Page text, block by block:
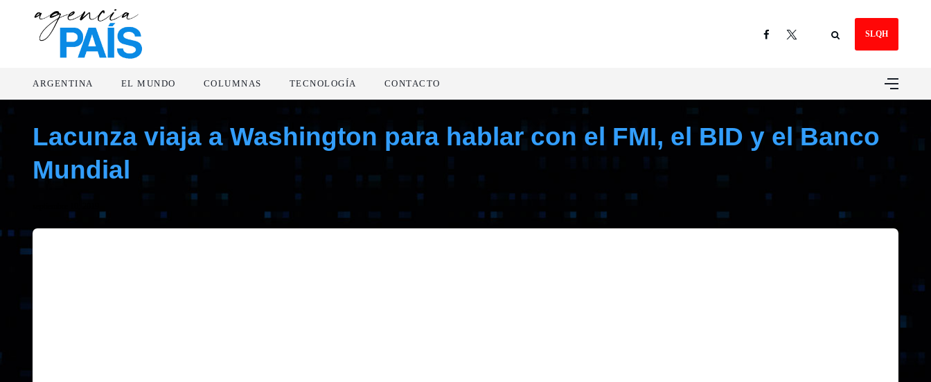
SLQH
ARGENTINA EL MUNDO COLUMNAS TECNOLOGÍA CONTACTO
Lacunza viaja a Washington para hablar con el FMI, el BID y el Banco
Mundial